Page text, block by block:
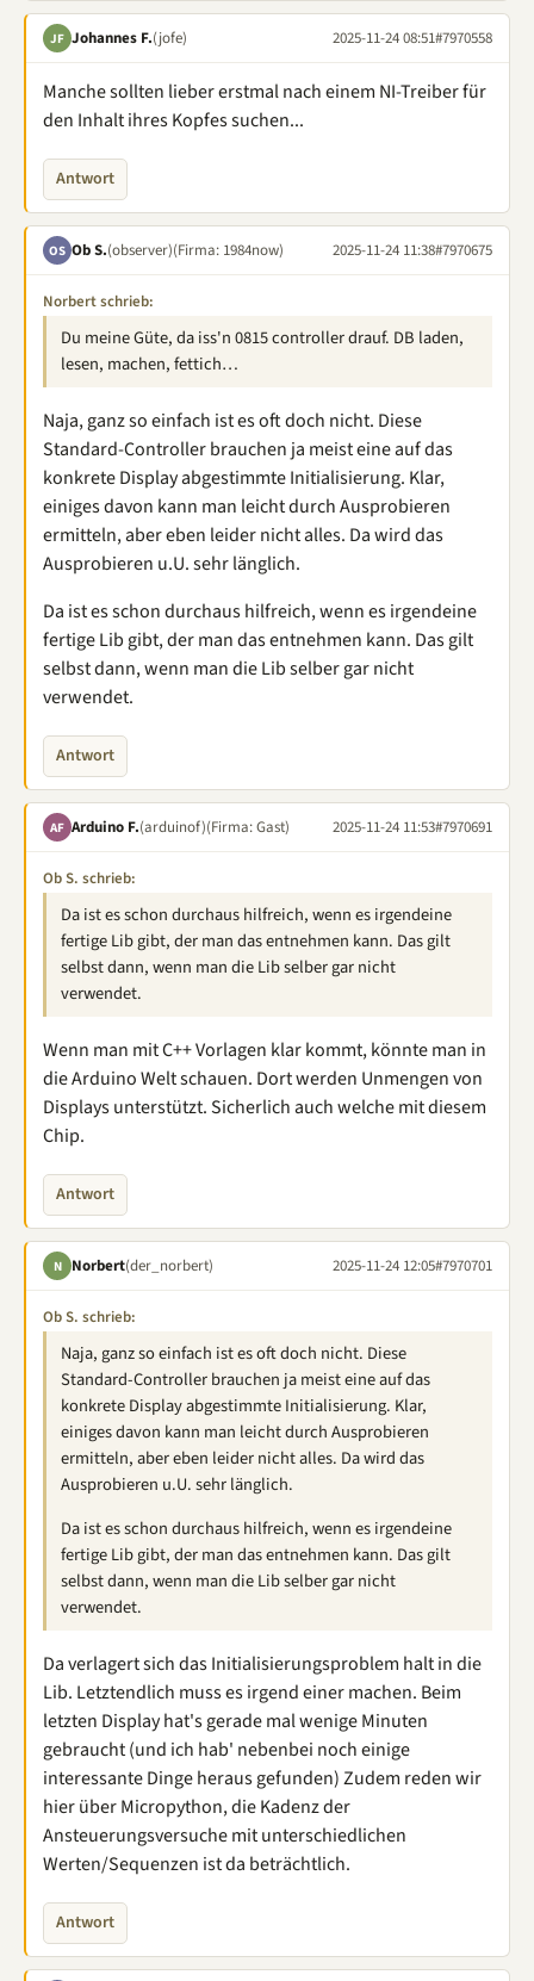
JF Johannes F.(jofe) 2025-11-24 08:51#7970558
Manche sollten lieber erstmal nach einem NI-Treiber für
den Inhalt ihres Kopfes suchen...
Antwort
OS Ob S.(observer)(Firma: 1984now) 2025-11-24 11:38#7970675
Norbert schrieb:
Du meine Güte, da iss'n 0815 controller drauf. DB laden,
lesen, machen, fettich…
Naja, ganz so einfach ist es oft doch nicht. Diese
Standard-Controller brauchen ja meist eine auf das
konkrete Display abgestimmte Initialisierung. Klar,
einiges davon kann man leicht durch Ausprobieren
ermitteln, aber eben leider nicht alles. Da wird das
Ausprobieren u.U. sehr länglich.
Da ist es schon durchaus hilfreich, wenn es irgendeine
fertige Lib gibt, der man das entnehmen kann. Das gilt
selbst dann, wenn man die Lib selber gar nicht
verwendet.
Antwort
AF Arduino F.(arduinof)(Firma: Gast) 2025-11-24 11:53#7970691
Ob S. schrieb:
Da ist es schon durchaus hilfreich, wenn es irgendeine
fertige Lib gibt, der man das entnehmen kann. Das gilt
selbst dann, wenn man die Lib selber gar nicht
verwendet.
Wenn man mit C++ Vorlagen klar kommt, könnte man in
die Arduino Welt schauen. Dort werden Unmengen von
Displays unterstützt. Sicherlich auch welche mit diesem
Chip.
Antwort
N Norbert(der_norbert) 2025-11-24 12:05#7970701
Ob S. schrieb:
Naja, ganz so einfach ist es oft doch nicht. Diese
Standard-Controller brauchen ja meist eine auf das
konkrete Display abgestimmte Initialisierung. Klar,
einiges davon kann man leicht durch Ausprobieren
ermitteln, aber eben leider nicht alles. Da wird das
Ausprobieren u.U. sehr länglich.
Da ist es schon durchaus hilfreich, wenn es irgendeine
fertige Lib gibt, der man das entnehmen kann. Das gilt
selbst dann, wenn man die Lib selber gar nicht
verwendet.
Da verlagert sich das Initialisierungsproblem halt in die
Lib. Letztendlich muss es irgend einer machen. Beim
letzten Display hat's gerade mal wenige Minuten
gebraucht (und ich hab' nebenbei noch einige
interessante Dinge heraus gefunden) Zudem reden wir
hier über Micropython, die Kadenz der
Ansteuerungsversuche mit unterschiedlichen
Werten/Sequenzen ist da beträchtlich.
Antwort